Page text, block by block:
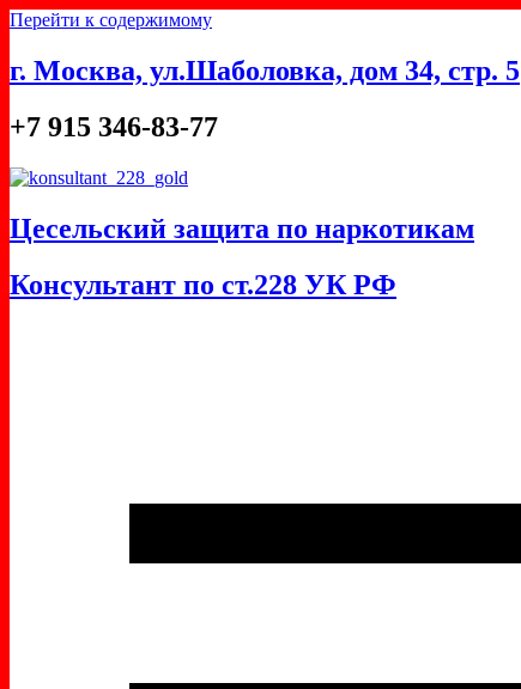
Перейти к содержимому
г. Москва, ул.Шаболовка, дом 34, стр. 5
+7 915 346-83-77
Цесельский защита по наркотикам
Консультант по ст.228 УК РФ